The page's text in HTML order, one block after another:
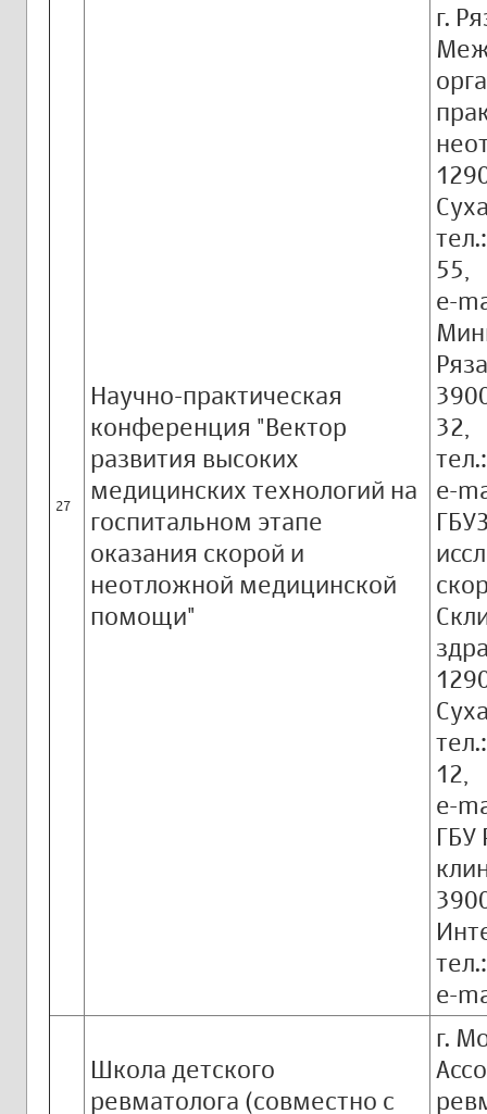
27
Научно-практическая
конференция "Вектор
развития высоких
медицинских технологий на
госпитальном этапе
оказания скорой и
неотложной медицинской
помощи"
г.
55,
e-
32,
e-
12,
e-
ГБУ
e-
Школа детского
ревматолога (совместно с
г.